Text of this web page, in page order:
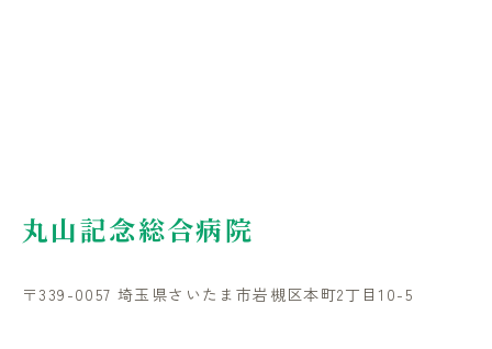
丸山記念総合病院
〒339-0057 埼玉県さいたま市岩槻区本町2丁目10-5